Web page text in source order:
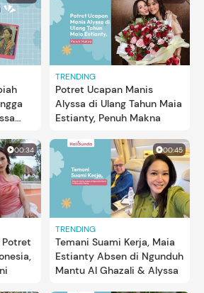
TRENDING
Potret Ucapan Manis
Alyssa di Ulang Tahun Maia
Estianty, Penuh Makna
00:34 00:45
TRENDING
Temani Suami Kerja, Maia
Estianty Absen di Ngunduh
Mantu Al Ghazali & Alyssa